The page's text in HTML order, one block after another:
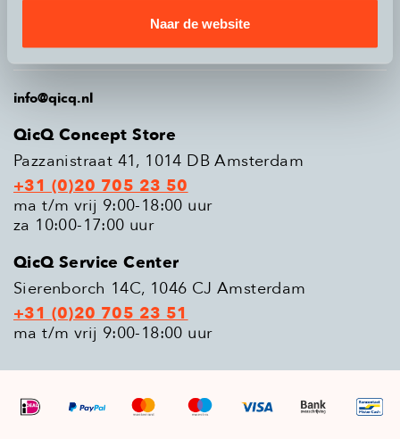
Naar de website
Populaire modellen
info@qicq.nl
QicQ Concept Store
Pazzanistraat 41, 1014 DB Amsterdam
+31 (0)20 705 23 50
ma t/m vrij 9:00-18:00 uur
za 10:00-17:00 uur
QicQ Service Center
Sierenborch 14C, 1046 CJ Amsterdam
+31 (0)20 705 23 51
ma t/m vrij 9:00-18:00 uur